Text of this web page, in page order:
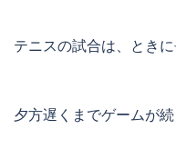
テニスの試合は、とき
夕方遅くまでゲームが続